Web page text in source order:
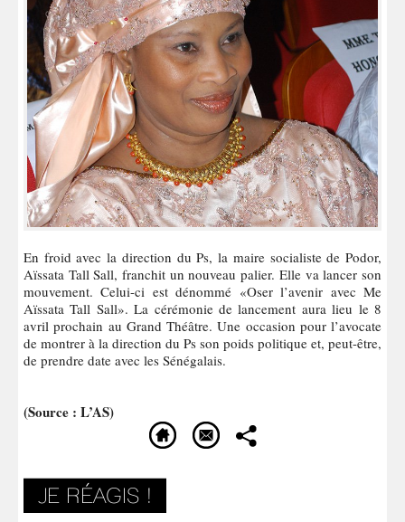
En froid avec la direction du Ps, la maire socialiste de Podor,
Aïssata Tall Sall, franchit un nouveau palier. Elle va lancer son
mouvement. Celui-ci est dénommé «Oser l’avenir avec Me
Aïssata Tall Sall». La cérémonie de lancement aura lieu le 8
avril prochain au Grand Théâtre. Une occasion pour l’avocate
de montrer à la direction du Ps son poids politique et, peut-être,
de prendre date avec les Sénégalais.
(Source : L’AS)